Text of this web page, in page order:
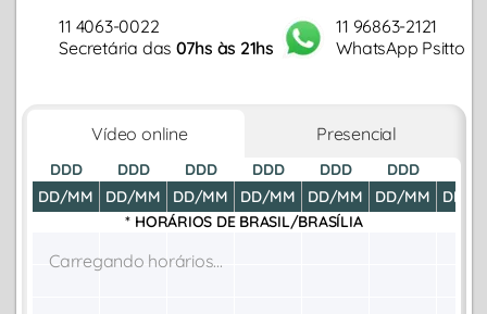
11 4063-0022
Secretária das 07hs às 21hs
11 96863-2121
WhatsApp Psitto
Vídeo online Presencial
DDD
DD/MM
DDD
DD/MM
DDD
DD/MM
DDD
DD/MM
DDD
DD/MM
DDD
DD/MM
DD/
* HORÁRIOS DE BRASIL/BRASÍLIA
Carregando horários...